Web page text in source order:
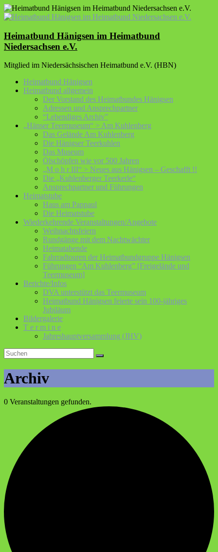
Zum
Inhalt
Heimatbund Hänigsen im Heimatbund
Niedersachsen e.V.
Mitglied im Niedersächsischen Heimatbund e.V. (HBN)
Heimatbund Hänigsen
Heimatbund allgemein
Der Vorstand des Heimatbundes Hänigsen
Adressen und Ansprechpartner
“Lebendiges Archiv”
„Hänser Teermuseum“ > Am Kuhlenberg
Das Gelände Am Kuhlenberg
Die Hänigser Teerkuhlen
Das Museum
Ölschöpfen wie vor 500 Jahren
„M o h r III“ > Neues aus Hänigsen – Geschafft !!
Die „Kuhlenberger Teerkerle“
Ansprechpartner und Führungen
Heimatstube
Haus am Pappaul
Die Heimatstube
Wiederkehrende Veranstaltungen/Angebote
Weihnachtsfeiern
Rundgänge mit dem Nachtwächter
Heimatabende
Fahrradtouren der Heimatbundgruppe Hänigsen
Führungen “Am Kuhlenberg” [Freigelände und
Teermuseum]
Berichte/Infos
DVA unterstützt das Teermuseum
Heimatbund Hänigsen feierte sein 100-jähriges
Jubiläum
Bildergalerie
T e r m i n e
Jahreshauptversammlung (JHV)
Archiv
0 Veranstaltungen gefunden.